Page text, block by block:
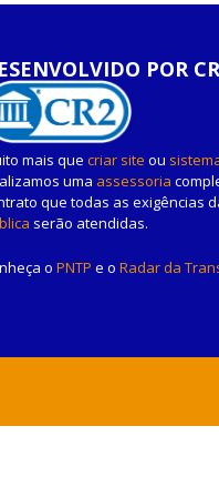
POR
mais que criar site ou
uma assessoria
que todas as exigências
serão atendidas.
o PNTP e o Radar da